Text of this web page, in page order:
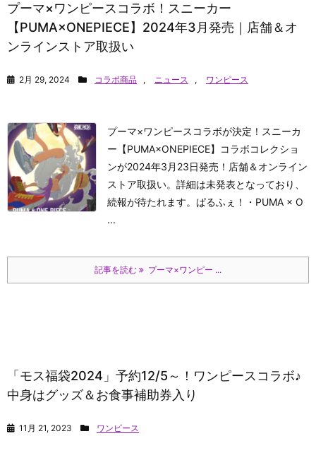
プーマ×ワンピースコラボ！スニーカー
【PUMA×ONEPIECE】2024年3月発売｜店舗＆オ
ンラインストア取扱い
2月 29, 2024 コラボ商品 , ニュース , ワンピース
プーマ×ワンピースコラボが決定！スニーカ
ー【PUMA×ONEPIECE】コラボコレクショ
ンが2024年3月23日発売！店舗＆オンライン
ストア取扱い。詳細は未発表となっており、
続報が待たれます。ぱるふぇ！
・PUMA × O
...
記事を読む プーマ×ワンピー ...
「モス福袋2024」予約12/5～！ワンピースコラボ♪
中身はグッズ＆お食事補助券入り
11月 21, 2023 ワンピース